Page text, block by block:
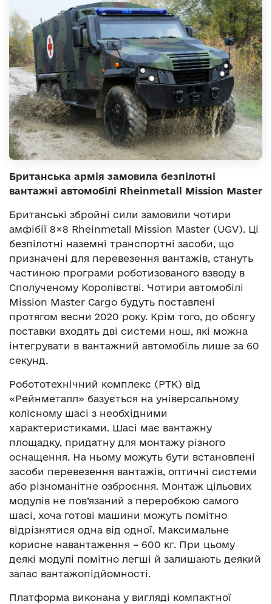
Британська армія замовила безпілотні
вантажні автомобілі Rheinmetall Mission Master
Британські збройні сили замовили чотири
амфібії 8×8 Rheinmetall Mission Master (UGV). Ці
безпілотні наземні транспортні засоби, що
призначені для перевезення вантажів, стануть
частиною програми роботизованого взводу в
Сполученому Королівстві. Чотири автомобілі
Mission Master Cargo будуть поставлені
протягом весни 2020 року. Крім того, до обсягу
поставки входять дві системи нош, які можна
інтегрувати в вантажний автомобіль лише за 60
секунд.
Робототехнічний комплекс (РТК) від
«Рейнметалл» базується на універсальному
колісному шасі з необхідними
характеристиками. Шасі має вантажну
площадку, придатну для монтажу різного
оснащення. На ньому можуть бути встановлені
засоби перевезення вантажів, оптичні системи
або різноманітне озброєння. Монтаж цільових
модулів не пов’язаний з переробкою самого
шасі, хоча готові машини можуть помітно
відрізнятися одна від одної. Максимальне
корисне навантаження – 600 кг. При цьому
деякі модулі помітно легші й залишають деякий
запас вантажопідйомності.
Платформа виконана у вигляді компактної